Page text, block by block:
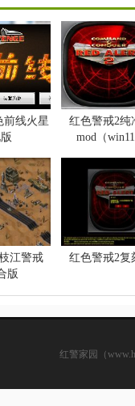
前线火星
红色警戒2纯
mod（
江警戒
版
红色警戒2复
红警家园（